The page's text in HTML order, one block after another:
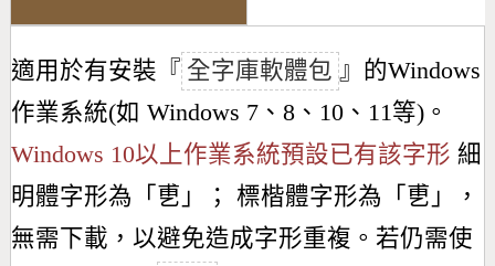
適用於有安裝『 全字庫軟體包 』的Windows
作業系統(如 Windows 7、8、10、11等)。
Windows 10以上作業系統預設已有該字形 細
明體字形為「 乶 」； 標楷體字形為「 乶 」，
無需下載，以避免造成字形重複。若仍需使